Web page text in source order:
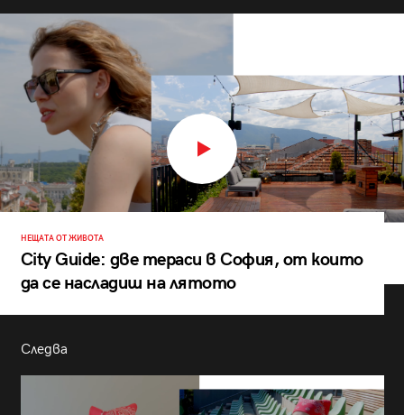
НЕЩАТА ОТ ЖИВОТА
City Guide: две тераси в София, от които
да се насладиш на лятото
Следва